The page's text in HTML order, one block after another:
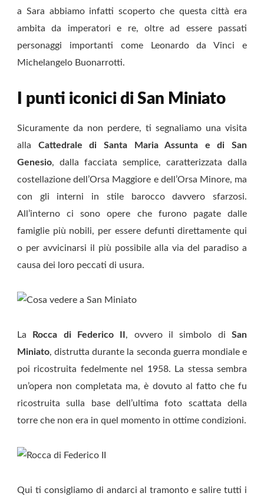
a Sara abbiamo infatti scoperto che questa città era
ambita da imperatori e re, oltre ad essere passati
personaggi importanti come Leonardo da Vinci e
Michelangelo Buonarrotti.
I punti iconici di San Miniato
Sicuramente da non perdere, ti segnaliamo una visita
alla Cattedrale di Santa Maria Assunta e di San
Genesio, dalla facciata semplice, caratterizzata dalla
costellazione dell’Orsa Maggiore e dell’Orsa Minore, ma
con gli interni in stile barocco davvero sfarzosi.
All’interno ci sono opere che furono pagate dalle
famiglie più nobili, per essere defunti direttamente qui
o per avvicinarsi il più possibile alla via del paradiso a
causa dei loro peccati di usura.
La Rocca di Federico II , ovvero il simbolo diSan
Miniato, distrutta durante la seconda guerra mondiale e
poi ricostruita fedelmente nel 1958. La stessa sembra
un’opera non completata ma, è dovuto al fatto che fu
ricostruita sulla base dell’ultima foto scattata della
torre che non era in quel momento in ottime condizioni.
Qui ti consigliamo di andarci al tramonto e salire tutti i